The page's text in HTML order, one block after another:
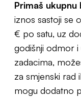
Primaš
iznos sastoji se
€ po satu, uz
godišnji odmor
zadacima,
za smjenski rad
mogu dodatno